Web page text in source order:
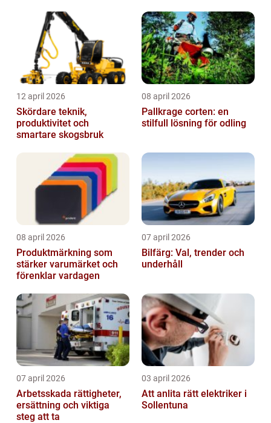
12 april 2026
Skördare teknik,
produktivitet och
smartare skogsbruk
08 april 2026
Pallkrage corten: en
stilfull lösning för odling
08 april 2026
Produktmärkning som
stärker varumärket och
förenklar vardagen
07 april 2026
Bilfärg: Val, trender och
underhåll
07 april 2026
Arbetsskada rättigheter,
ersättning och viktiga
steg att ta
03 april 2026
Att anlita rätt elektriker i
Sollentuna